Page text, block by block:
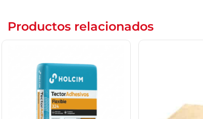
Productos relacionados